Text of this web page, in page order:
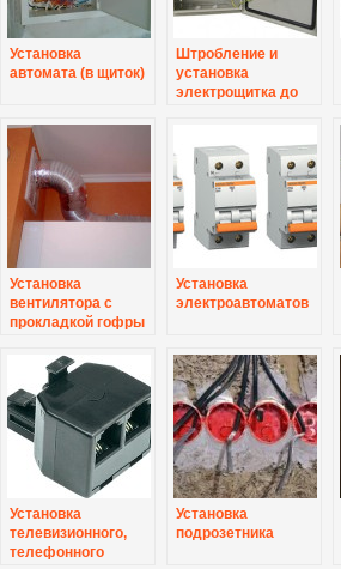
Установка
автомата (в щиток)
Штробление и
установка
электрощитка до
Установка
вентилятора с
прокладкой гофры
Установка
электроавтоматов
Установка
телевизионного,
телефонного
Установка
подрозетника